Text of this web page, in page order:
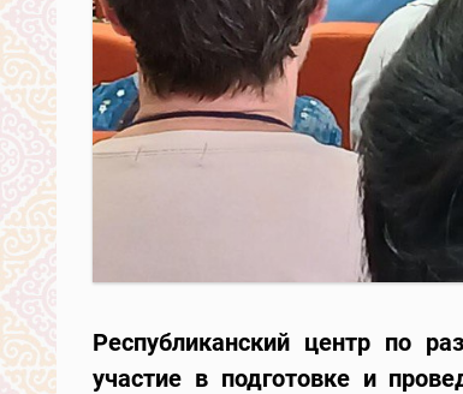
Республиканский центр по
участие в подготовке и